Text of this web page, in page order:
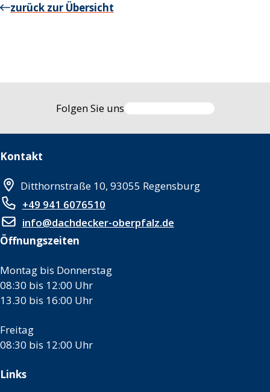
zurück zur Übersicht
Folgen Sie uns
Kontakt
Ditthornstraße 10, 93055 Regensburg
+49 941 6076510
info@dachdecker-oberpfalz.de
Öffnungszeiten
Montag bis Donnerstag
08:30 bis 12:00 Uhr
13.30 bis 16:00 Uhr
Freitag
08:30 bis 12:00 Uhr
Links